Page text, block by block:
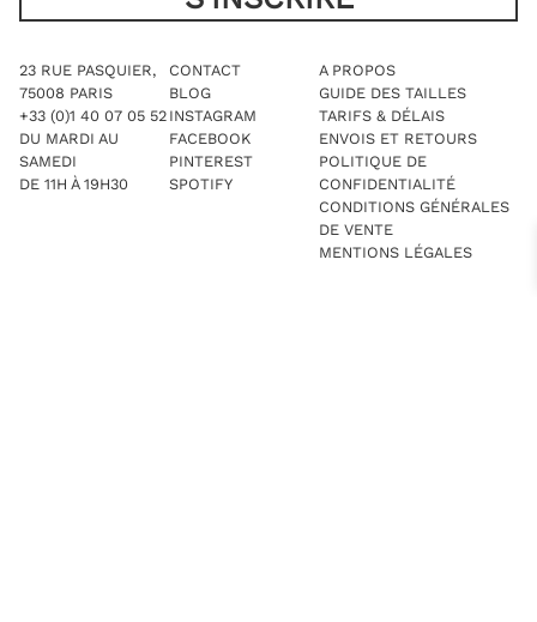
23 RUE PASQUIER,
75008 PARIS
+33 (0)1 40 07 05 52
DU MARDI AU
SAMEDI
DE 11H À 19H30
CONTACT
BLOG
INSTAGRAM
FACEBOOK
PINTEREST
SPOTIFY
A PROPOS
GUIDE DES TAILLES
TARIFS & DÉLAIS
ENVOIS ET RETOURS
POLITIQUE DE
CONFIDENTIALITÉ
CONDITIONS GÉNÉRALES
DE VENTE
MENTIONS LÉGALES